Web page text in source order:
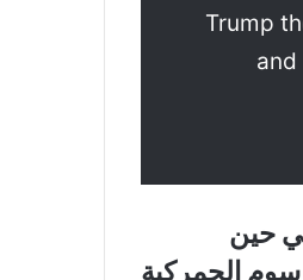
Trump
حين
الجمركية